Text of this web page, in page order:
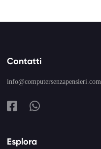
Contatti
info@computersenzapensieri.com
Esplora